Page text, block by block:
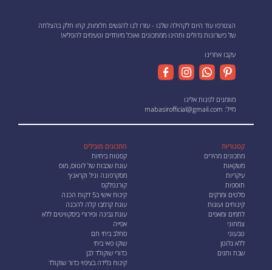
הצטרפו עוד היום לקהילה שלנו - עזרו לנו להגשים חלומות, קחו חלק בהצלחה
של כישרונות גדולים ותהינו ממתכונים ואוכל מיוחדים וטעימים להפליא!
עקבו אחרינו
מוזמנים לפנות אלינו
מייל: mabasirofficial@gmail.com
קטגוריות
מתכונים מהירים
משקאות
עיקריות
תוספות
סלטים ומרקים
קינוחים ועוגות
לחמים ומאפים
צמחוני
טבעוני
ללא גלוטן
שבת וחגים
מתכונים מובילים
קסטות ביתיות
עוגת שכבות של לוטוס, מוס
מסקרפונה וניל וקראנץ׳
קורנפלקס
קינוח אישי ב5 דקות הכנה
עוגת קרמבו קלה להכנה
עוגת גבינה ופירורי ביסקוויטים ללא
אפייה
סחלב ביתי חם
שוקו פאי ביתי
כדורי שוקולד לבן
קינוח גלידה בציפוי כדור שוקולד